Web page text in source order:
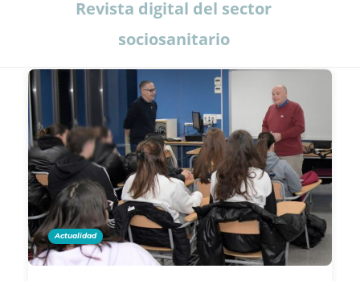
Revista digital del sector
sociosanitario
Actualidad